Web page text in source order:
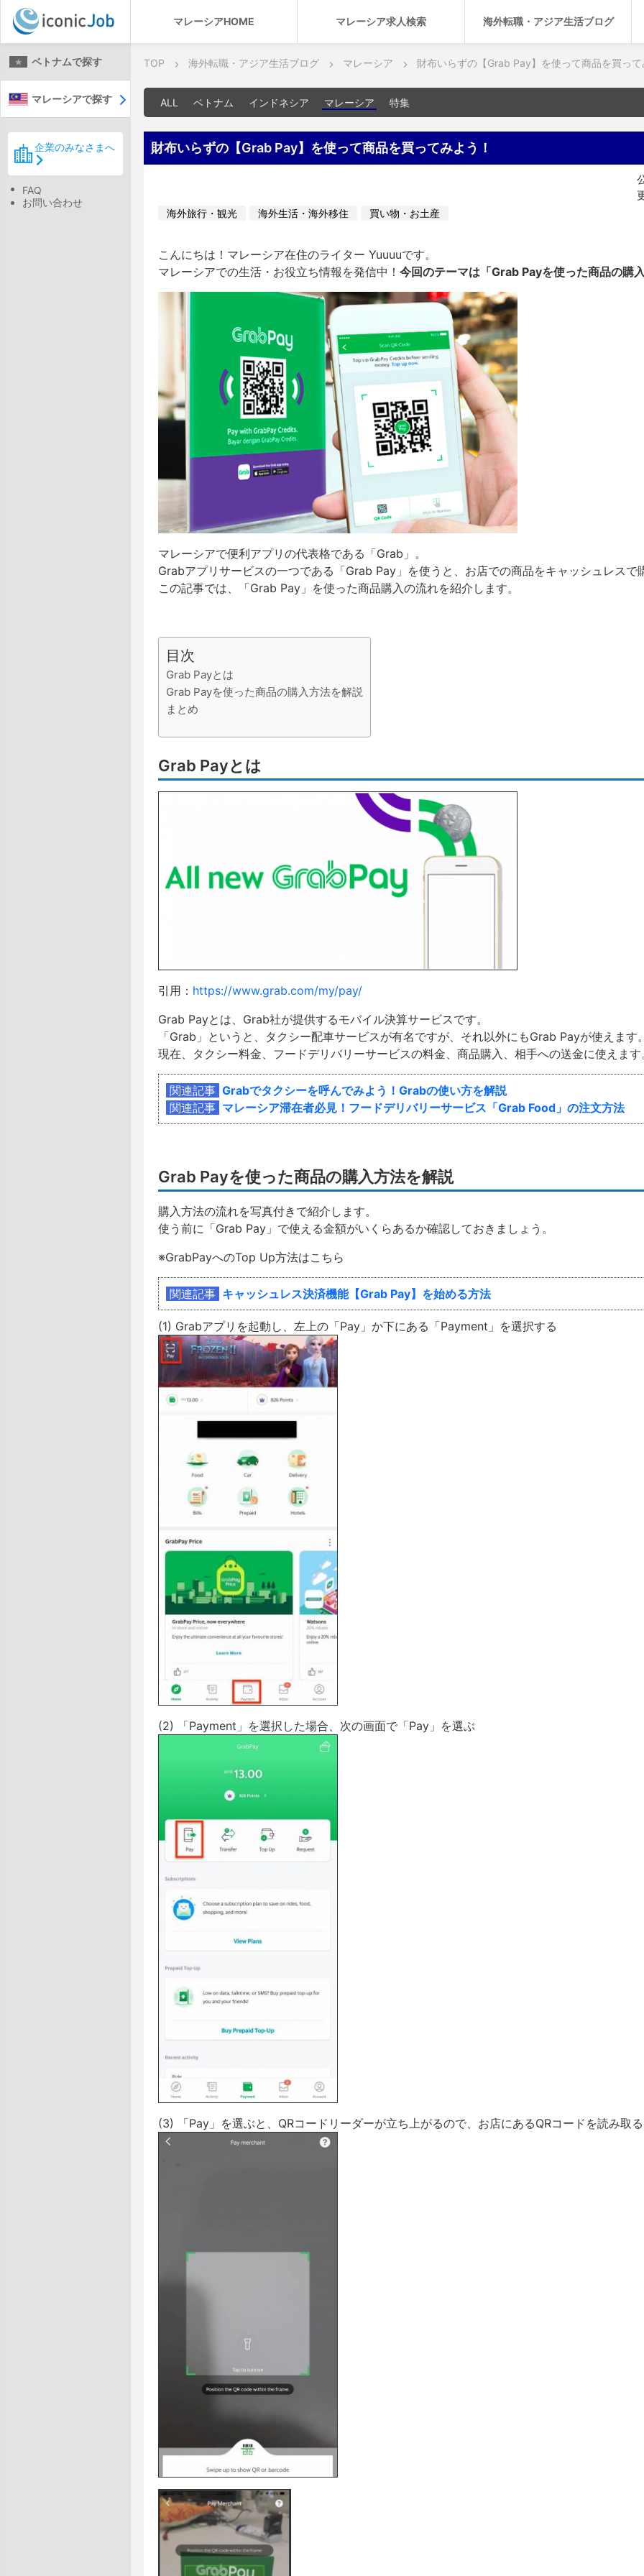
マレーシアHOME マレーシア求人検索 海外転職・アジア生活ブログ
ベトナムで探す
マレーシアで探す
企業のみなさまへ
FAQ
お問い合わせ
TOP 海外転職・アジア生活ブログ マレーシア 財布いらずの【Grab Pay】を使って商品を買っ
ALL ベトナム インドネシア マレーシア 特集
財布いらずの【Grab Pay】を使って商品を買ってみよう！
海外旅行・観光 海外生活・海外移住 買い物・お土産
こんにちは！マレーシア在住のライター Yuuuuです。
マレーシアでの生活・お役立ち情報を発信中！ 今回のテーマは「Grab Payを使った商品の購
マレーシアで便利アプリの代表格である「Grab」。
Grabアプリサービスの一つである「Grab Pay」を使うと、お店での商品をキャッシュレスで
この記事では、「Grab Pay」を使った商品購入の流れを紹介します。
目次
Grab Payとは
Grab Payを使った商品の購入方法を解説
まとめ
Grab Payとは
引用： https://www.grab.com/my/pay/
Grab Payとは、Grab社が提供するモバイル決算サービスです。
「Grab」というと、タクシー配車サービスが有名ですが、それ以外にもGrab Payが使えます
現在、タクシー料金、フードデリバリーサービスの料金、商品購入、相手への送金に使えます
関連記事 Grabでタクシーを呼んでみよう！Grabの使い方を解説
関連記事 マレーシア滞在者必見！フードデリバリーサービス「Grab Food」の注文方法
Grab Payを使った商品の購入方法を解説
購入方法の流れを写真付きで紹介します。
使う前に「Grab Pay」で使える金額がいくらあるか確認しておきましょう。
※GrabPayへのTop Up方法はこちら
関連記事 キャッシュレス決済機能【Grab Pay】を始める方法
(1) Grabアプリを起動し、左上の「Pay」か下にある「Payment」を選択する
(2) 「Payment」を選択した場合、次の画面で「Pay」を選ぶ
(3) 「Pay」を選ぶと、QRコードリーダーが立ち上がるので、お店にあるQRコードを読み取る